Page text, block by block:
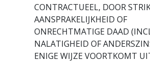
CONTRACTUEEL, DOOR
AANSPRAKELIJKHEID OF
ONRECHTMATIGE DAAD
NALATIGHEID OF
ENIGE WIJZE VOORTKOMT